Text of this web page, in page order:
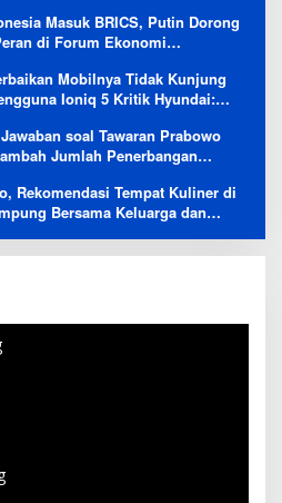
Masuk BRICS, Putin Dorong
di Forum Ekonomi
Mobilnya Tidak Kunjung
Ioniq 5 Kritik Hyundai:
soal Tawaran Prabowo
Jumlah Penerbangan
Rekomendasi Tempat Kuliner di
Bersama Keluarga dan